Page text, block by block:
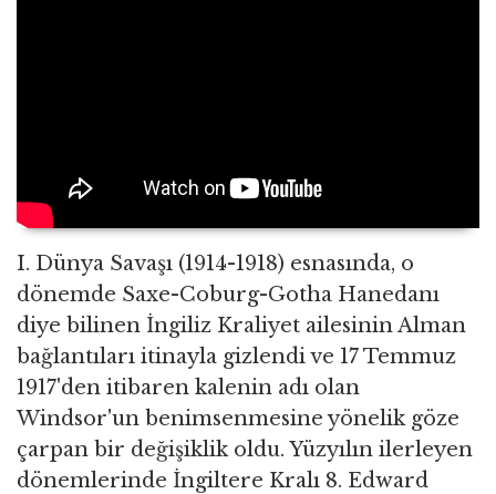
I. Dünya Savaşı (1914-1918) esnasında, o
dönemde Saxe-Coburg-Gotha Hanedanı
diye bilinen İngiliz Kraliyet ailesinin Alman
bağlantıları itinayla gizlendi ve 17 Temmuz
1917'den itibaren kalenin adı olan
Windsor'un benimsenmesine yönelik göze
çarpan bir değişiklik oldu. Yüzyılın ilerleyen
dönemlerinde İngiltere Kralı 8. Edward